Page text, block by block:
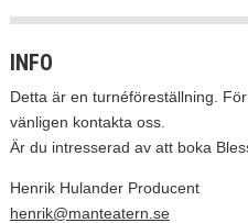
INFO
Detta är en turnéföreställning.
vänligen kontakta oss.
Är du intresserad av att boka
Henrik Hulander Producent
henrik@manteatern.se